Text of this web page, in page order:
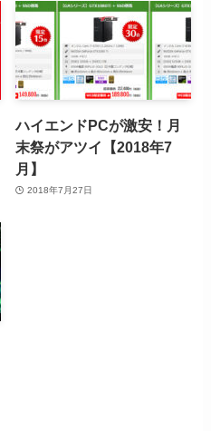
ハイエンドPCが激安！月
末祭がアツイ【2018年7
月】
2018年7月27日